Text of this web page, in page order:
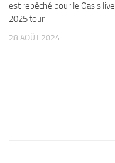
est repêché pour le Oasis live
2025 tour
28 AOÛT 2024